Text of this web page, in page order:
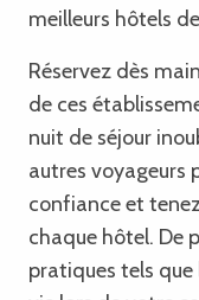
meilleurs hôtels de
Réservez dès
de ces
nuit de séjour
autres voyageurs
confiance et
chaque hôtel. De
pratiques tels que